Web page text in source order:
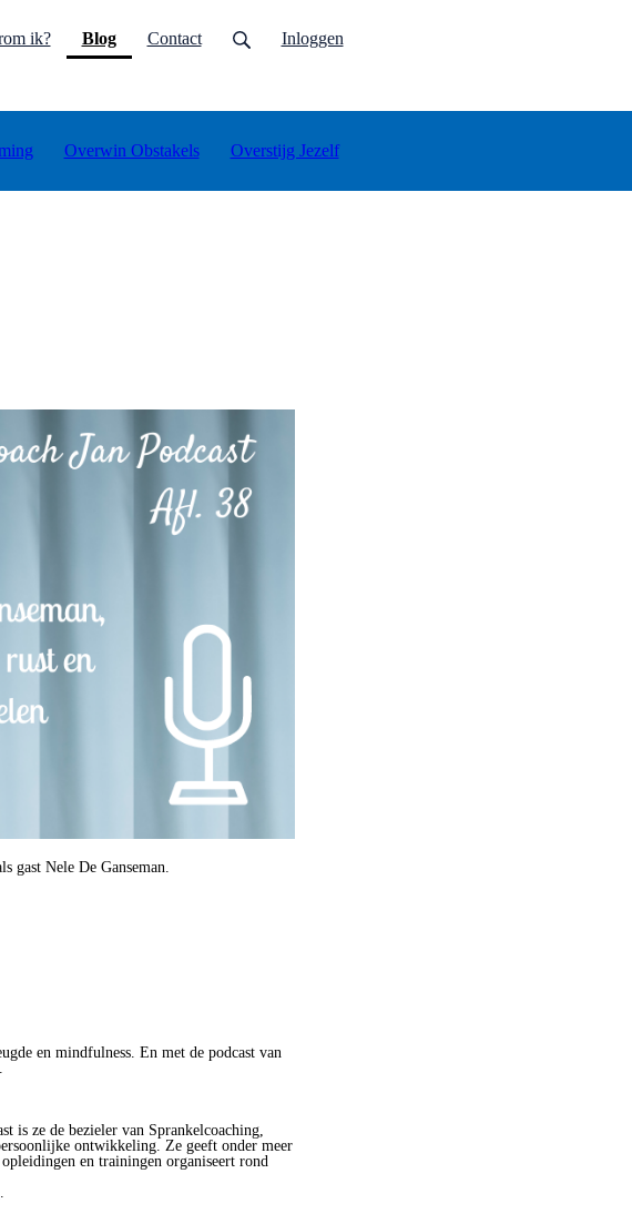
ik? Blog(current)
Contact Inloggen
Overwin Obstakels Overstijg Jezelf
gast Nele De Ganseman.
en mindfulness. En met de podcast van
is ze de bezieler van Sprankelcoaching,
ontwikkeling. Ze geeft onder meer
en trainingen organiseert rond
.